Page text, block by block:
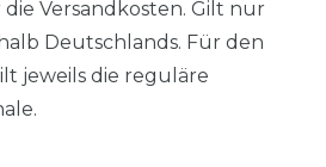
Versandkosten. Gilt nur
Deutschlands. Für den
jeweils die reguläre